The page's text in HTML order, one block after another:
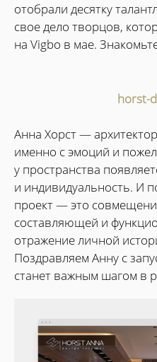
отобрали десятку
свое дело творцов,
на Vigbo в мае.
horst-
Анна Хорст —
именно с эмоций и
у пространства
и индивидуальность. И
проект — это
составляющей и
отражение личной
Поздравляем Анну с
станет важным шагом в